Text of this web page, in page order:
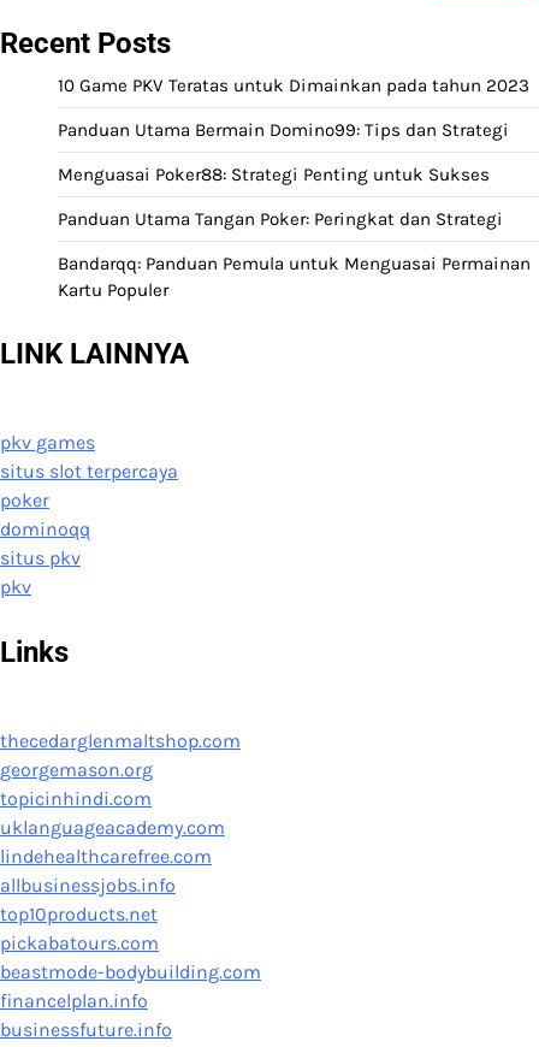
Recent Posts
10 Game PKV Teratas untuk Dimainkan pada tahun 2023
Panduan Utama Bermain Domino99: Tips dan Strategi
Menguasai Poker88: Strategi Penting untuk Sukses
Panduan Utama Tangan Poker: Peringkat dan Strategi
Bandarqq: Panduan Pemula untuk Menguasai Permainan
Kartu Populer
LINK LAINNYA
pkv games
situs slot terpercaya
poker
dominoqq
situs pkv
pkv
Links
thecedarglenmaltshop.com
georgemason.org
topicinhindi.com
uklanguageacademy.com
lindehealthcarefree.com
allbusinessjobs.info
top10products.net
pickabatours.com
beastmode-bodybuilding.com
financelplan.info
businessfuture.info